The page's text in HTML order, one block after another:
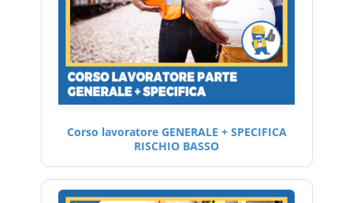
Corso lavoratore GENERALE + SPECIFICA
RISCHIO BASSO